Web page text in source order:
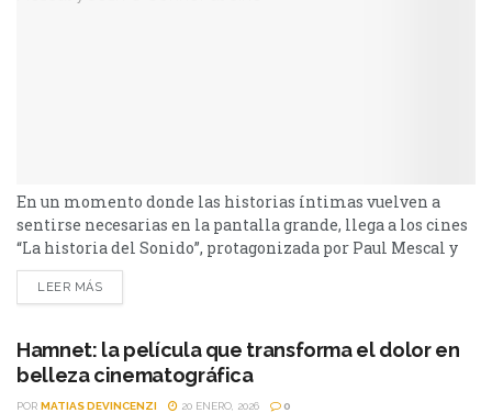
En un momento donde las historias íntimas vuelven a
sentirse necesarias en la pantalla grande, llega a los cines
“La historia del Sonido”, protagonizada por Paul Mescal y
Josh O'Connor, una magistral película de amor LGBTQI+
que transforma la música en memoria viva y convierte lo
Palma de Oro en el...
LEER MÁS
Hamnet: la película que transforma el dolor en
belleza cinematográfica
POR MATIAS DEVINCENZI 20 ENERO, 2026 0